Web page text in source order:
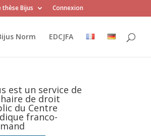
thèse Bijus Connexion
Norm EDCJFA
est un service de
de droit
du Centre
franco-